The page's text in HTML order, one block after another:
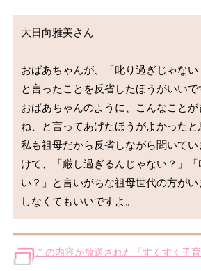
大日向雅美さん
おばあちゃんが、「叱り過ぎじゃない
と言ったことを反省したほうがいい
おばあちゃんのように、こんなこと
ね、と言ってあげたほうがよかったと
私も祖母だから反省しながら聞いて
けて、「厳し過ぎるんじゃない？」
い？」と言いがちな祖母世代の方が
この内容が放送された「すくすく子